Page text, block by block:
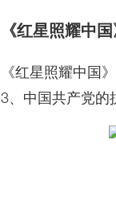
《红星照耀中国
《红星照耀中国
3、中国共产党的